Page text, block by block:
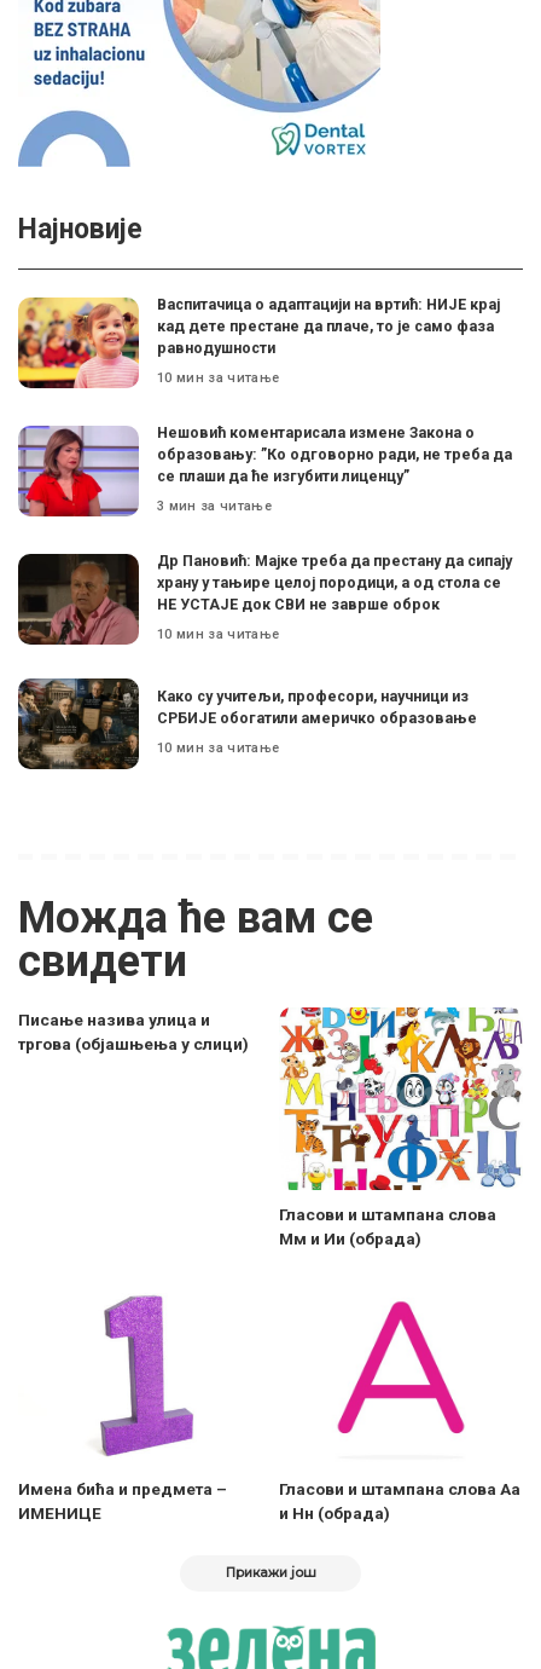
Најновије
Васпитачица о адаптацији на вртић: НИЈЕ крај
кад дете престане да плаче, то је само фаза
равнодушности
10 мин за читање
Нешовић коментарисала измене Закона о
образовању: ”Ко одговорно ради, не треба да
се плаши да ће изгубити лиценцу”
3 мин за читање
Др Пановић: Мајке треба да престану да сипају
храну у тањире целој породици, а од стола се
НЕ УСТАЈЕ док СВИ не заврше оброк
10 мин за читање
Како су учитељи, професори, научници из
СРБИЈЕ обогатили америчко образовање
10 мин за читање
Можда ће вам се
свидети
Писање назива улица и
тргова (објашњења у слици)
Гласови и штампана слова
Мм и Ии (обрада)
Имена бића и предмета –
ИМЕНИЦЕ
Гласови и штампана слова Аа
и Нн (обрада)
Прикажи још